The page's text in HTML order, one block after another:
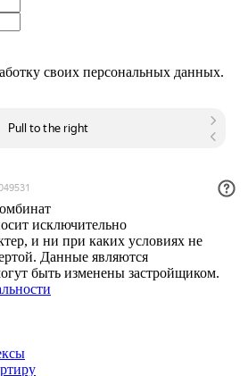
своих персональных данных.
исключительно
и ни при каких условиях не
Данные являются
быть изменены застройщиком.